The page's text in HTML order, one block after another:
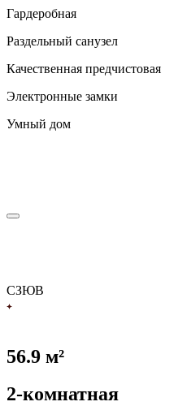
Гардеробная
Раздельный санузел
Качественная предчистовая
Электронные замки
Умный дом
СЗЮВ
56.9 м²
2-комнатная